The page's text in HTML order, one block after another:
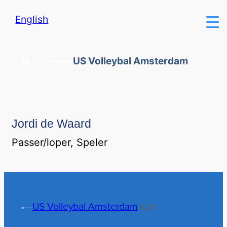
English
US Volleybal Amsterdam
Jordi de Waard
Passer/loper, Speler
US Volleybal Amsterdam2026